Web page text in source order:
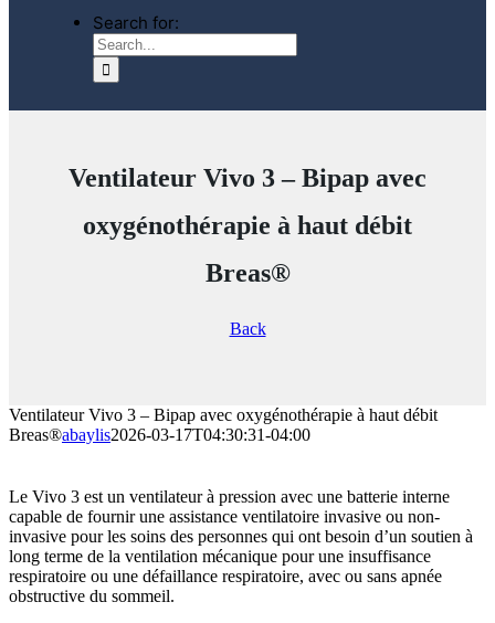
Search for:
Ventilateur Vivo 3 – Bipap avec
oxygénothérapie à haut débit
Breas®
Back
Ventilateur Vivo 3 – Bipap avec oxygénothérapie à haut débit
Breas®abaylis2026-03-17T04:30:31-04:00
Le Vivo 3 est un ventilateur à pression avec une batterie interne
capable de fournir une assistance ventilatoire invasive ou non-
invasive pour les soins des personnes qui ont besoin d’un soutien à
long terme de la ventilation mécanique pour une insuffisance
respiratoire ou une défaillance respiratoire, avec ou sans apnée
obstructive du sommeil.